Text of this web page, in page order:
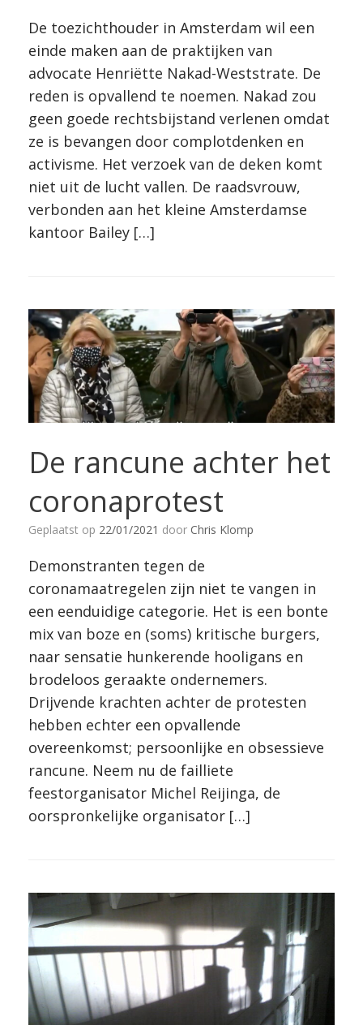
De toezichthouder in Amsterdam wil een
einde maken aan de praktijken van
advocate Henriëtte Nakad-Weststrate. De
reden is opvallend te noemen. Nakad zou
geen goede rechtsbijstand verlenen omdat
ze is bevangen door complotdenken en
activisme. Het verzoek van de deken komt
niet uit de lucht vallen. De raadsvrouw,
verbonden aan het kleine Amsterdamse
kantoor Bailey […]
De rancune achter het
coronaprotest
Geplaatst op 22/01/2021 door Chris Klomp
Demonstranten tegen de
coronamaatregelen zijn niet te vangen in
een eenduidige categorie. Het is een bonte
mix van boze en (soms) kritische burgers,
naar sensatie hunkerende hooligans en
brodeloos geraakte ondernemers.
Drijvende krachten achter de protesten
hebben echter een opvallende
overeenkomst; persoonlijke en obsessieve
rancune. Neem nu de failliete
feestorganisator Michel Reijinga, de
oorspronkelijke organisator […]